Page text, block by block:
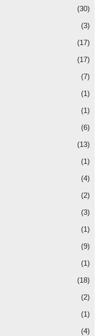
(30)
(3)
(17)
(17)
(7)
(1)
(1)
(6)
(13)
(1)
(4)
(2)
(3)
(1)
(9)
(1)
(18)
(2)
(1)
(4)